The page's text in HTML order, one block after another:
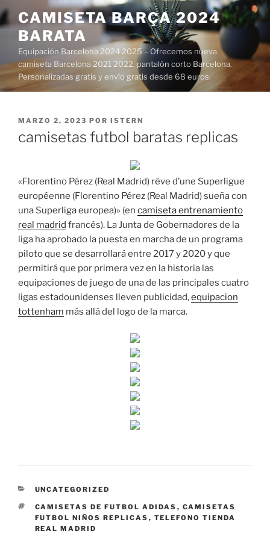
Saltar
al
contenido
CAMISETA BARÇA 2024
BARATA
Equipación Barcelona 2024 2025 – Ofrecemos nueva
camiseta Barcelona 2021 2022, pantalón corto Barcelona.
Personalizadas gratis y envío gratis desde 68 euros.
PUBLICADO
MARZO 2, 2023 POR ISTERN
camisetas futbol baratas replicas
«Florentino Pérez (Real Madrid) rêve d’une Superligue
européenne (Florentino Pérez (Real Madrid) sueña con
una Superliga europea)» (en camiseta entrenamiento
real madrid francés). La Junta de Gobernadores de la
liga ha aprobado la puesta en marcha de un programa
piloto que se desarrollará entre 2017 y 2020 y que
permitirá que por primera vez en la historia las
equipaciones de juego de una de las principales cuatro
ligas estadounidenses lleven publicidad,equipacion
tottenham más allá del logo de la marca.
CATEGORÍAS
UNCATEGORIZED
ETIQUETAS
CAMISETAS DE FUTBOL ADIDAS , CAMISETAS
FUTBOL NIÑOS REPLICAS , TELEFONO TIENDA
REAL MADRID